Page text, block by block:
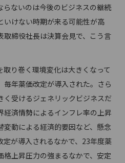
ないのは今後のビジネスの継続
いけない時期が来る可能性が高
取締役社長は決算会見で、こう言
り巻く環境変化は大きくなって
毎年薬価改定が導入された。さら
く受けるジェネリックビジネスだ
経済情勢によるインフレ率の上昇
動による経済的要因など、懸念
が導入されるなかで、23年度薬
上昇圧力の強まるなかで、安定